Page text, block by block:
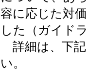
容に応じた対
した（ガイド
詳細は、下
い。